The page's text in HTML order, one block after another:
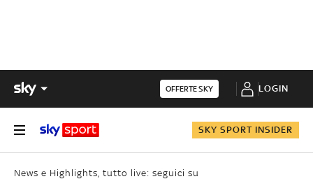
OFFERTE SKY LOGIN
SKY SPORT INSIDER
News e Highlights, tutto live: seguici su